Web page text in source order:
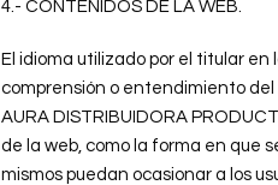
4.- CONTENIDOS DE LA WEB.
El idioma utilizado por el titular en
comprensión o entendimiento del
AURA DISTRIBUIDORA
de la web, como la forma en que
mismos puedan ocasionar a los